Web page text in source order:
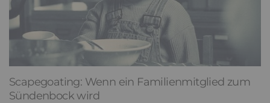
Scapegoating: Wenn ein Familienmitglied zum
Sündenbock wird